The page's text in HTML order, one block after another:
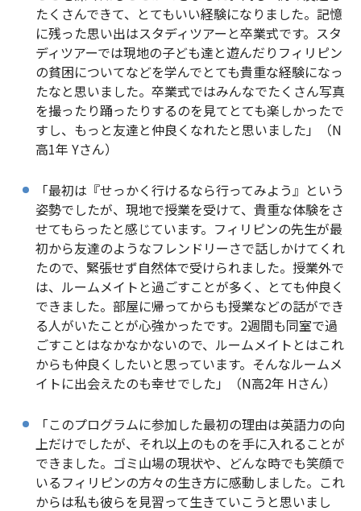
たくさんできて、とてもいい経験になりました。記憶
に残った思い出はスタディツアーと卒業式です。スタ
ディツアーでは現地の子ども達と遊んだりフィリピン
の貧困についてなどを学んでとても貴重な経験になっ
たなと思いました。卒業式ではみんなでたくさん写真
を撮ったり踊ったりするのを見てとても楽しかったで
すし、もっと友達と仲良くなれたと思いました」（N
高1年 Yさん）
「最初は『せっかく行けるなら行ってみよう』という
姿勢でしたが、現地で授業を受けて、貴重な体験をさ
せてもらったと感じています。フィリピンの先生が最
初から友達のようなフレンドリーさで話しかけてくれ
たので、緊張せず自然体で受けられました。授業外で
は、ルームメイトと過ごすことが多く、とても仲良く
できました。部屋に帰ってからも授業などの話ができ
る人がいたことが心強かったです。2週間も同室で過
ごすことはなかなかないので、ルームメイトとはこれ
からも仲良くしたいと思っています。そんなルームメ
イトに出会えたのも幸せでした」（N高2年 Hさん）
「このプログラムに参加した最初の理由は英語力の向
上だけでしたが、それ以上のものを手に入れることが
できました。ゴミ山場の現状や、どんな時でも笑顔で
いるフィリピンの方々の生き方に感動しました。これ
からは私も彼らを見習って生きていこうと思いまし